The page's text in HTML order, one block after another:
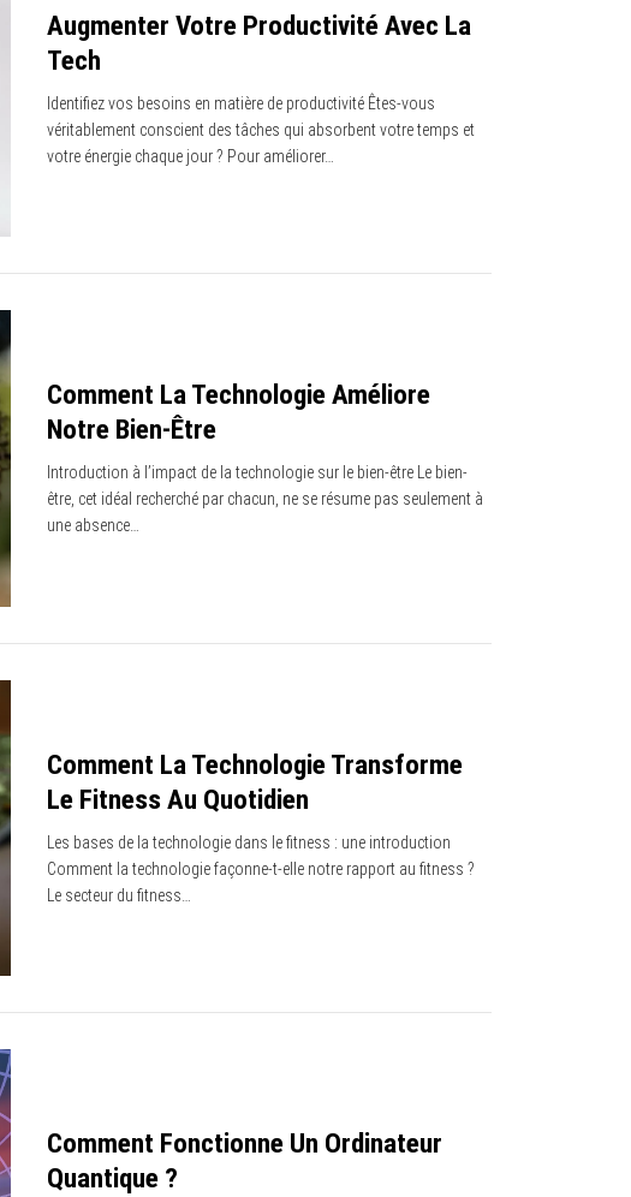
Augmenter Votre Productivité Avec La
Tech
Identifiez vos besoins en matière de productivité Êtes-vous
véritablement conscient des tâches qui absorbent votre temps et
votre énergie chaque jour ? Pour améliorer…
Comment La Technologie Améliore
Notre Bien-Être
Introduction à l’impact de la technologie sur le bien-être Le bien-
être, cet idéal recherché par chacun, ne se résume pas seulement à
une absence…
Comment La Technologie Transforme
Le Fitness Au Quotidien
Les bases de la technologie dans le fitness : une introduction
Comment la technologie façonne-t-elle notre rapport au fitness ?
Le secteur du fitness…
Comment Fonctionne Un Ordinateur
Quantique ?